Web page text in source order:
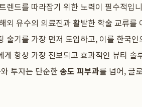
렌드를 따라잡기 위한 노력이 필수적입
외 유수의 의료진과 활발한 학술 교류를
술기를 가장 먼저 도입하고, 이를 한국
항상 가장 진보되고 효과적인 뷰티 솔
투자는 단순한송도 피부과를 넘어, 글